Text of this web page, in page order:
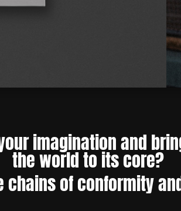
imagination and
the world to its core?
chains of conformity